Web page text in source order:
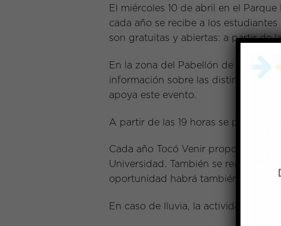
El miércoles 10 de abril en el
cada año se recibe a los
son gratuitas y abiertas: a partir de
En la zona del Pabellón de la
información sobre las distintas
apoya este evento.
A partir de las 19 horas se
Cada año Tocó Venir propone un
Universidad. También se realizan
oportunidad habrá también una
En caso de lluvia, la actividad se